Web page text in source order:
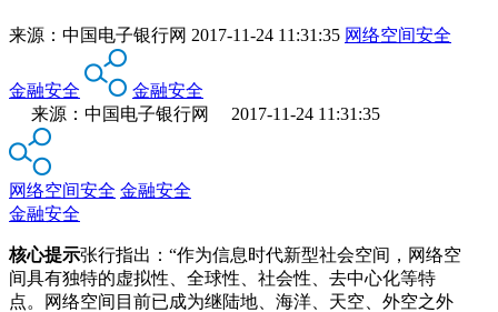
来源： 中国电子银行网 2017-11-24 11:31:35 网络空间安全
金融安全
金融安全
来源：中国电子银行网 2017-11-24 11:31:35
网络空间安全 金融安全
金融安全
核心提示张行指出：“作为信息时代新型社会空间，网络空
间具有独特的虚拟性、全球性、社会性、去中心化等特
点。网络空间目前已成为继陆地、海洋、天空、外空之外